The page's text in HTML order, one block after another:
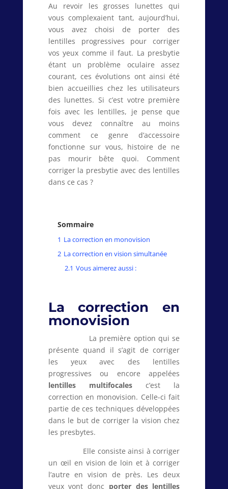
Au revoir les grosses lunettes qui
vous complexaient tant, aujourd’hui,
vous avez choisi de porter des
lentilles progressives pour corriger
vos yeux comme il faut. La presbytie
étant un problème oculaire assez
courant, ces évolutions ont ainsi été
bien accueillies chez les utilisateurs
des lunettes. Si c’est votre première
fois avec les lentilles, je pense que
vous devez connaître au moins
comment ce genre d’accessoire
fonctionne sur vous, histoire de ne
pas mourir bête quoi. Comment
corriger la presbytie avec des lentilles
dans ce cas ?
Sommaire
1 La correction en monovision
2 La correction en vision simultanée
2.1 Vous aimerez aussi :
La correction en
monovision
La première option qui se
présente quand il s’agit de corriger
les yeux avec des lentilles
progressives ou encore appelées
lentilles multifocalesc’est la
correction en monovision. Celle-ci fait
partie de ces techniques développées
dans le but de corriger la vision chez
les presbytes.
Elle consiste ainsi à corriger
un œil en vision de loin et à corriger
l’autre en vision de près. Les deux
yeux vont donc porter des lentilles